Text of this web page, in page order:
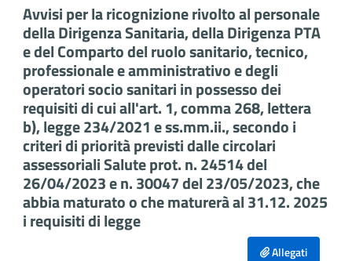
Avvisi per la ricognizione rivolto al personale
della Dirigenza Sanitaria, della Dirigenza PTA
e del Comparto del ruolo sanitario, tecnico,
professionale e amministrativo e degli
operatori socio sanitari in possesso dei
requisiti di cui all'art. 1, comma 268, lettera
b), legge 234/2021 e ss.mm.ii., secondo i
criteri di priorità previsti dalle circolari
assessoriali Salute prot. n. 24514 del
26/04/2023 e n. 30047 del 23/05/2023, che
abbia maturato o che maturerà al 31.12. 2025
i requisiti di legge
Allegati